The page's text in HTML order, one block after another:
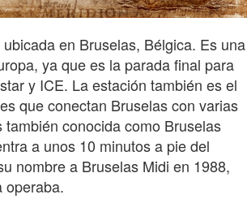
en Bruselas, Bélgica. Es una
ya que es la parada final para
y ICE. La estación también es el
que conectan Bruselas con varias
conocida como Bruselas
a unos 10 minutos a pie del
nombre a Bruselas Midi en 1988,
operaba.